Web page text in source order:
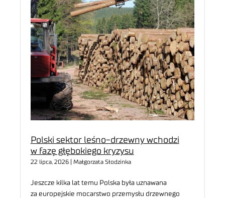
Polski sektor leśno-drzewny wchodzi
w fazę głębokiego kryzysu
22 lipca, 2026 | Małgorzata Słodzinka
Jeszcze kilka lat temu Polska była uznawana
za europejskie mocarstwo przemysłu drzewnego